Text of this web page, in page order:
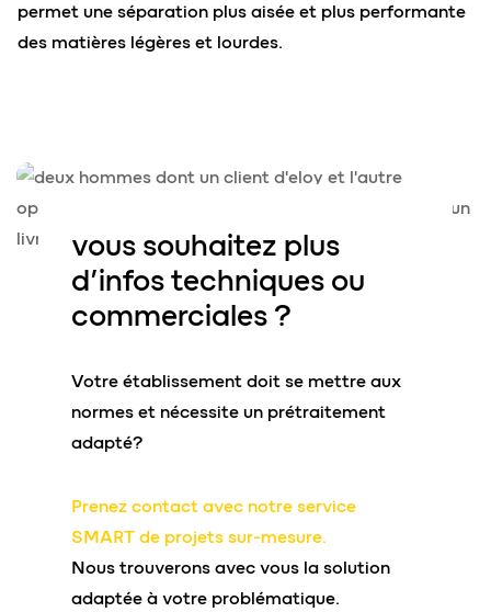
permet une séparation plus aisée et plus performante
des matières légères et lourdes.
vous souhaitez plus
d’infos techniques ou
commerciales ?
Votre établissement doit se mettre aux
normes et nécessite un prétraitement
adapté?
Prenez contact avec notre service
SMART de projets sur-mesure.
Nous trouverons avec vous la solution
adaptée à votre problématique.